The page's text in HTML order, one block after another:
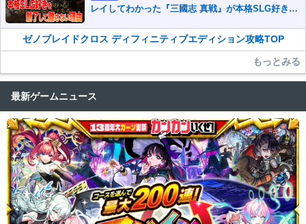
レイしてわかった『三國志 真戦』が本格SLG好きを
ゼノブレイドクロス ディフィニティブエディション攻略TOP
もっとみる
最新ゲームニュース